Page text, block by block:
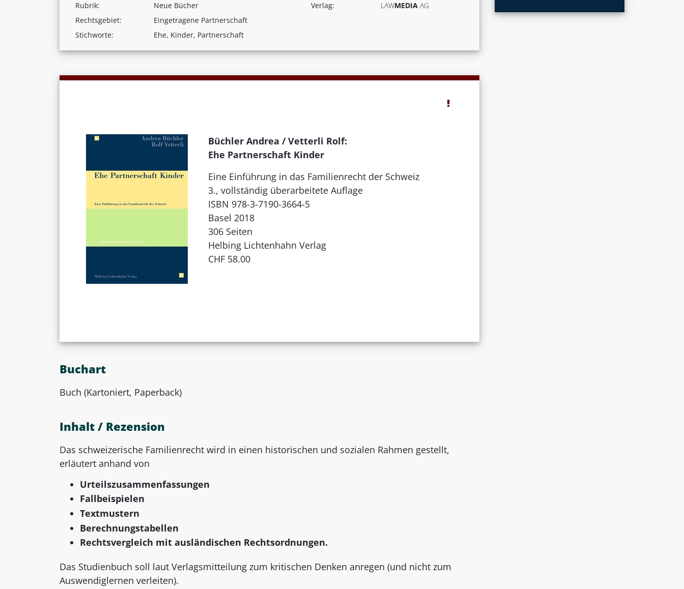
Rubrik:
Neue Bücher
Rechtsgebiet:
Eingetragene Partnerschaft
Stichworte:
Ehe, Kinder, Partnerschaft
Verlag:
LAWMEDIA AG
Büchler Andrea / Vetterli Rolf:
Ehe Partnerschaft Kinder
Eine Einführung in das Familienrecht der Schweiz
3., vollständig überarbeitete Auflage
ISBN 978-3-7190-3664-5
Basel 2018
306 Seiten
Helbing Lichtenhahn Verlag
CHF 58.00
Buchart
Buch (Kartoniert, Paperback)
Inhalt / Rezension
Das schweizerische Familienrecht wird in einen historischen und sozialen Rahmen gestellt,
erläutert anhand von
Urteilszusammenfassungen
Fallbeispielen
Textmustern
Berechnungstabellen
Rechtsvergleich mit ausländischen Rechtsordnungen.
Das Studienbuch soll laut Verlagsmitteilung zum kritischen Denken anregen (und nicht zum
Auswendiglernen verleiten).